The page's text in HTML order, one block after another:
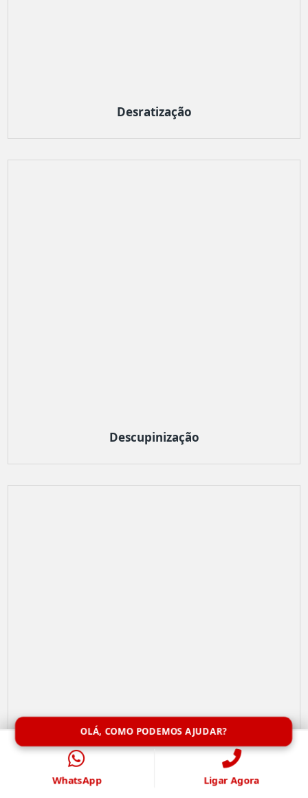
Desratização
Descupinização
Limpeza de Caixa de Água
OLÁ, COMO PODEMOS AJUDAR?
WhatsApp Ligar Agora